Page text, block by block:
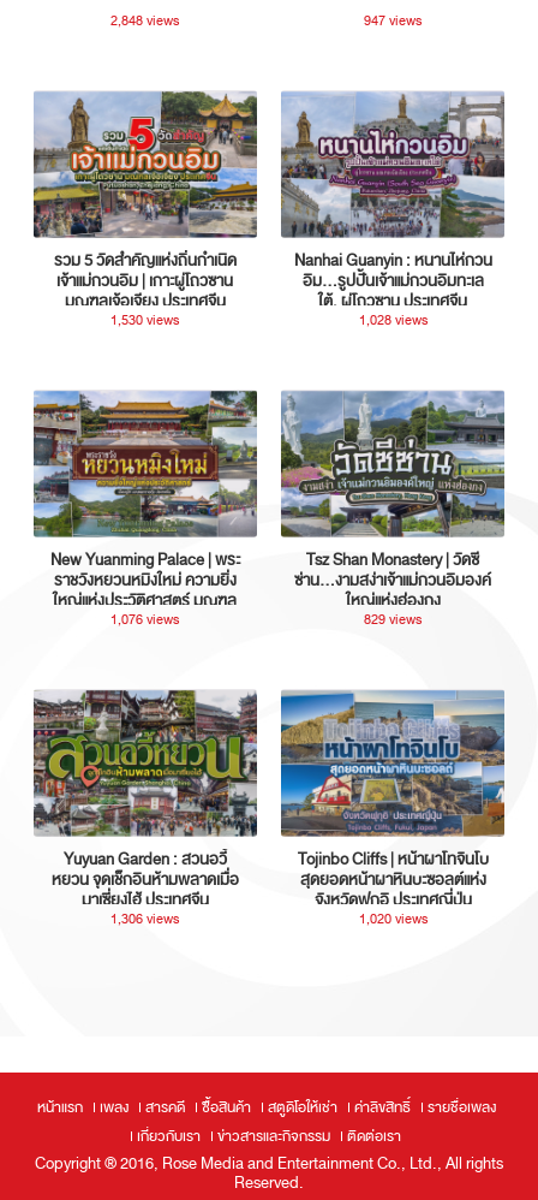
2,848 views 947 views
รวม 5 วัดสำคัญแห่งถิ่นกำเนิด
เจ้าแม่กวนอิม | เกาะผู่โถวซาน
มณฑลเจ้อเจียง ประเทศจีน
1,530 views
Nanhai Guanyin : หนานไห่กวน
อิม...รูปปั้นเจ้าแม่กวนอิมทะเล
ใต้, ผู่โถวซาน ประเทศจีน
1,028 views
New Yuanming Palace | พระ
ราชวังหยวนหมิงใหม่ ความยิ่ง
ใหญ่แห่งประวัติศาสตร์ มณฑล
กวางตุ้ง ประเทศจีน
1,076 views
Tsz Shan Monastery | วัดซี
ซ่าน…งามสง่าเจ้าแม่กวนอิมองค์
ใหญ่แห่งฮ่องกง
829 views
Yuyuan Garden : สวนอวี้
หยวน จุดเช็กอินห้ามพลาดเมื่อ
มาเซี่ยงไฮ้ ประเทศจีน
1,306 views
Tojinbo Cliffs | หน้าผาโทจินโบ
สุดยอดหน้าผาหินบะซอลต์แห่ง
จังหวัดฟุกุอิ ประเทศญี่ปุ่น
1,020 views
หน้าแรก เพลง สารคดี ซื้อสินค้า สตูดิโอให้เช่า ค่าลิขสิทธิ์
รายชื่อเพลง
เกี่ยวกับเรา
ข่าวสารและกิจกรรม ติดต่อเรา
Copyright ® 2016, Rose Media and Entertainment Co., Ltd., All rights
Reserved.